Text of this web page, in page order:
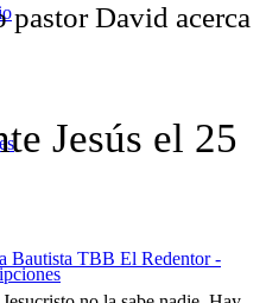
pastor David acerca
Jesús el 25